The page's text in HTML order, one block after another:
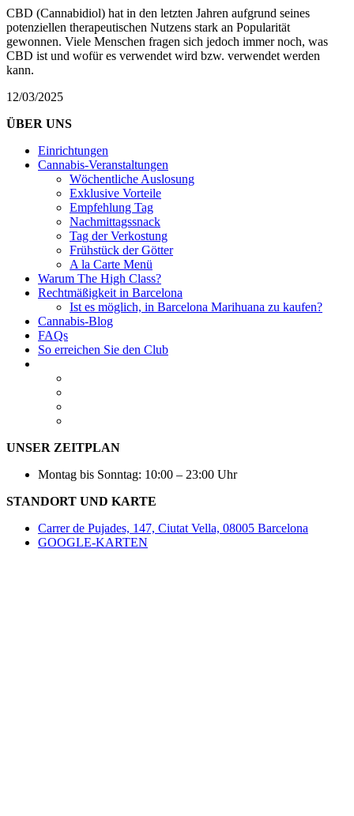
CBD (Cannabidiol) hat in den letzten Jahren aufgrund seines
potenziellen therapeutischen Nutzens stark an Popularität
gewonnen. Viele Menschen fragen sich jedoch immer noch, was
CBD ist und wofür es verwendet wird bzw. verwendet werden
kann.
12/03/2025
ÜBER UNS
Einrichtungen
Cannabis-Veranstaltungen
Wöchentliche Auslosung
Exklusive Vorteile
Empfehlung Tag
Nachmittagssnack
Tag der Verkostung
Frühstück der Götter
A la Carte Menü
Warum The High Class?
Rechtmäßigkeit in Barcelona
Ist es möglich, in Barcelona Marihuana zu kaufen?
Cannabis-Blog
FAQs
So erreichen Sie den Club
UNSER ZEITPLAN
Montag bis Sonntag: 10:00 – 23:00 Uhr
STANDORT UND KARTE
Carrer de Pujades, 147, Ciutat Vella, 08005 Barcelona
GOOGLE-KARTEN